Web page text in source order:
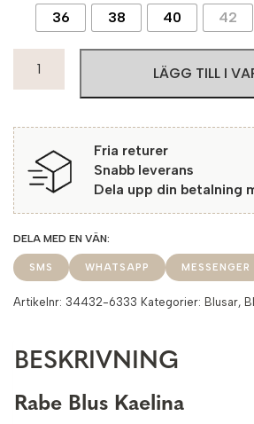
36 38 40 42
Blus
Blue
Wild
mängd
LÄGG TILL I
Fria returer
Snabb leverans
Dela upp din betalning
SMS WHATSAPP MESSENGER
Artikelnr: 34432-6333 Kategorier: Blusar,
BESKRIVNING
Rabe Blus Kaelina